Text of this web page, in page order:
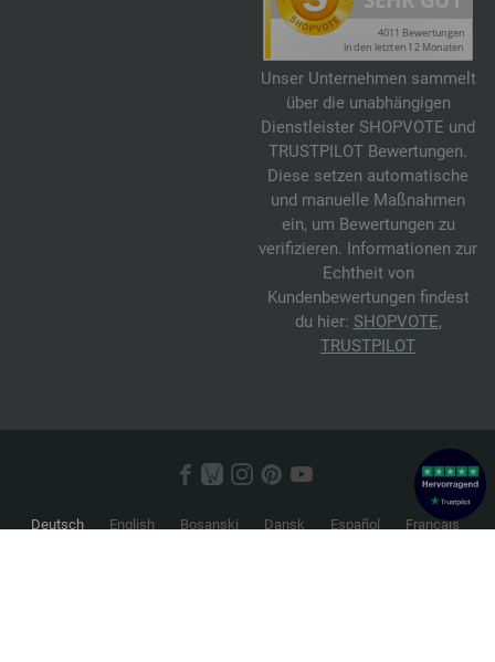
Unser Unternehmen sammelt
über die unabhängigen
Dienstleister SHOPVOTE und
TRUSTPILOT Bewertungen.
Diese setzen automatische
und manuelle Maßnahmen
ein, um Bewertungen zu
verifizieren. Informationen zur
Echtheit von
Kundenbewertungen findest
du hier: SHOPVOTE,
TRUSTPILOT
Deutsch English Bosanski Dansk Español
Français